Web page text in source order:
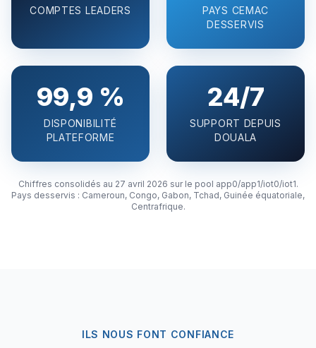
COMPTES LEADERS
PAYS CEMAC
DESSERVIS
99,9 %
DISPONIBILITÉ
PLATEFORME
24/7
SUPPORT DEPUIS
DOUALA
Chiffres consolidés au 27 avril 2026 sur le pool app0/app1/iot0/iot1.
Pays desservis : Cameroun, Congo, Gabon, Tchad, Guinée équatoriale,
Centrafrique.
ILS NOUS FONT CONFIANCE